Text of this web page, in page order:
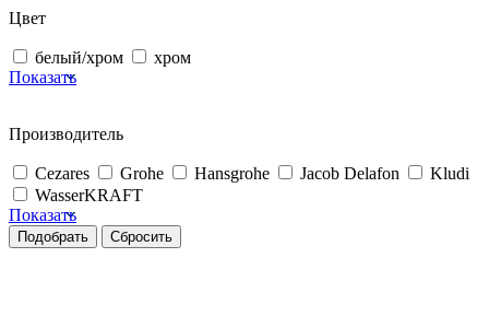
Цвет
белый/хром
хром
Показать
Производитель
Cezares Grohe Hansgrohe Jacob Delafon
Kludi
WasserKRAFT
Показать